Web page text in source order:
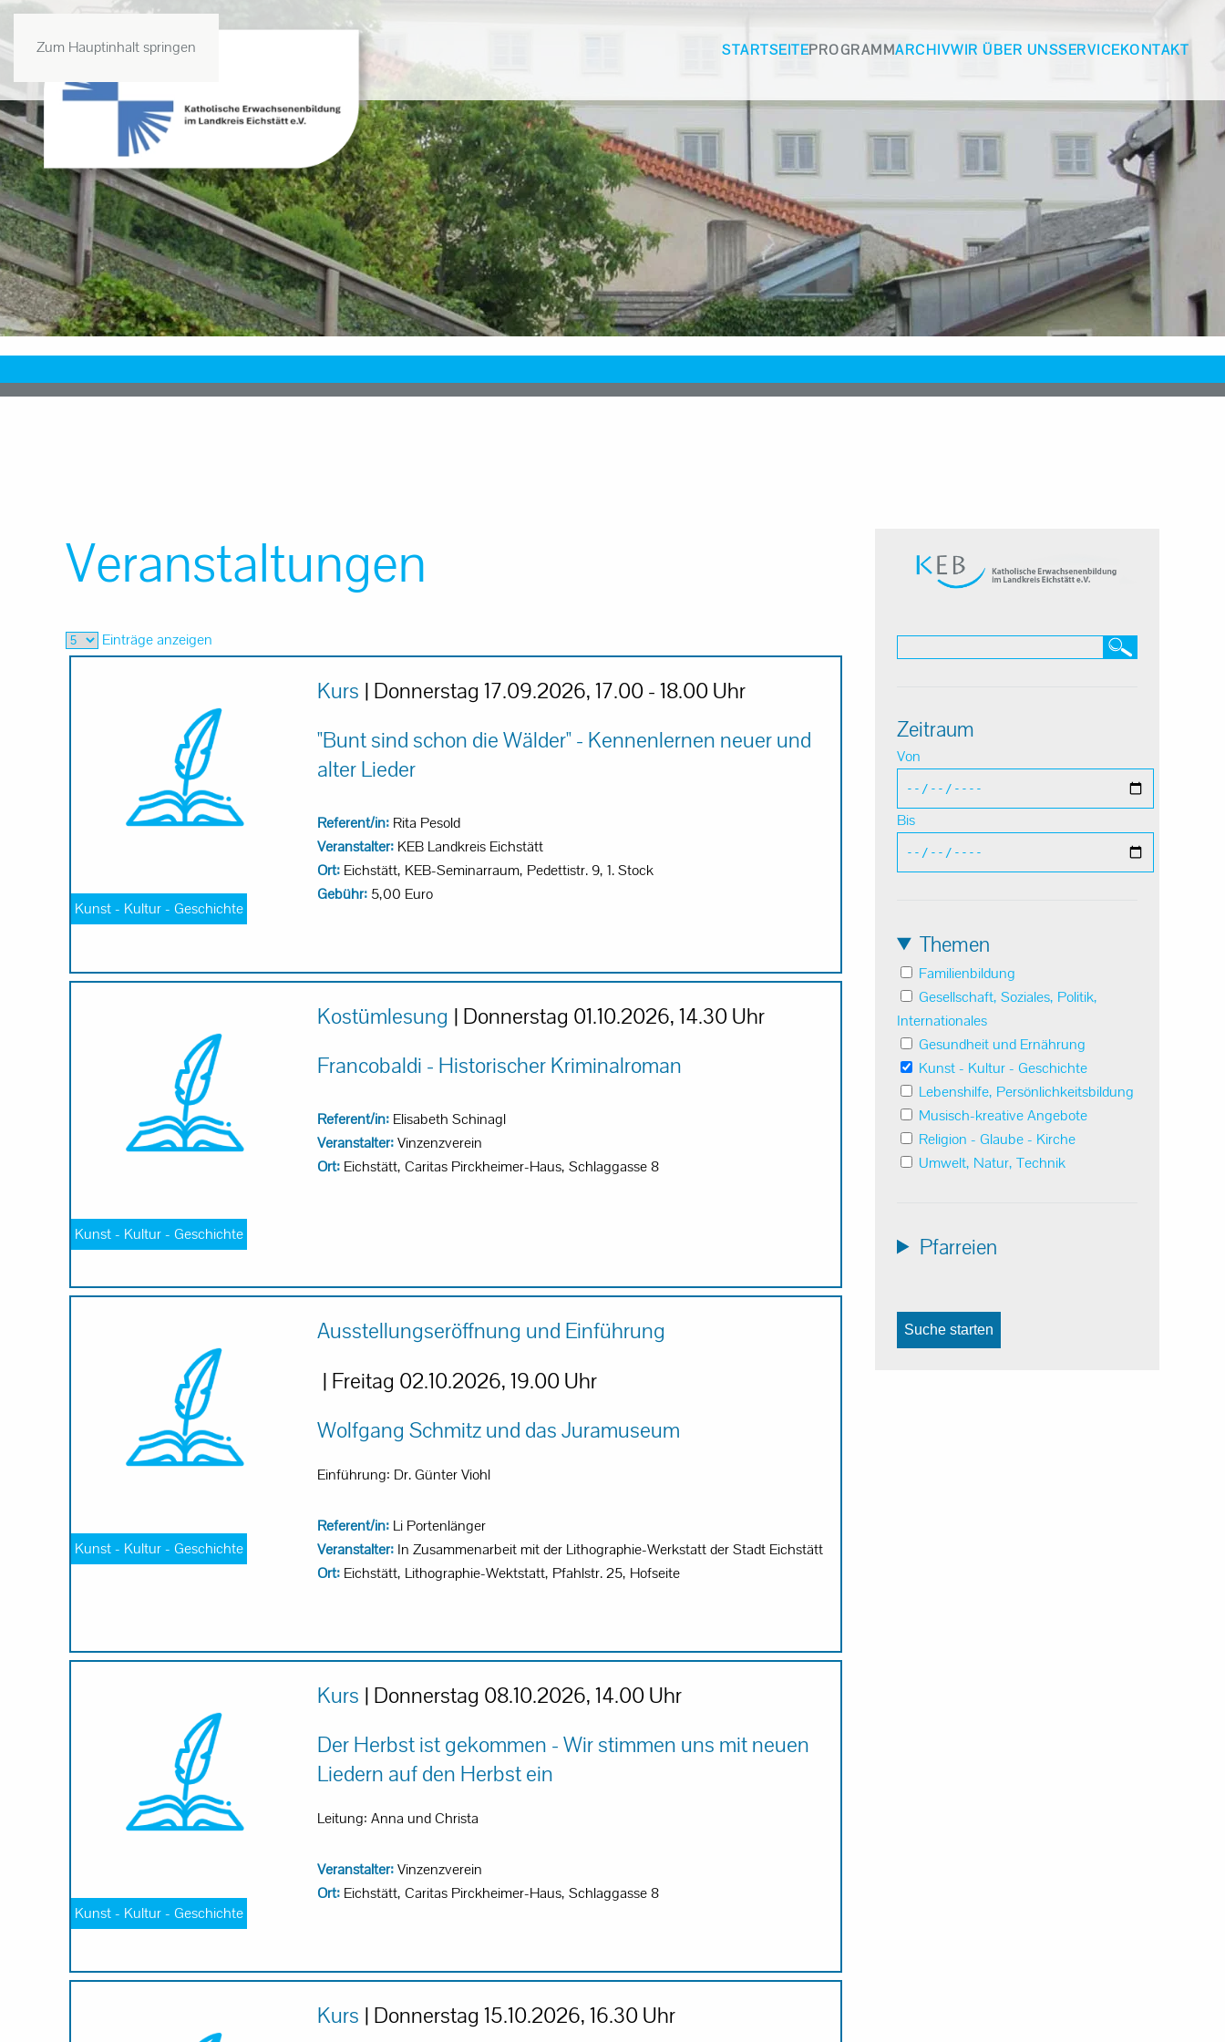
Zum Hauptinhalt springen STARTSEITEPROGRAMMARCHIVWIR ÜBER UNSSERVICEKONTAKT
Zeitraum
Von
Bis
Themen
Familienbildung
Gesellschaft, Soziales, Politik,
Internationales
Gesundheit und Ernährung
Kunst - Kultur - Geschichte
Lebenshilfe, Persönlichkeitsbildung
Musisch-kreative Angebote
Religion - Glaube - Kirche
Umwelt, Natur, Technik
Pfarreien
Suche starten
Veranstaltungen
Einträge anzeigen
Kunst - Kultur - Geschichte
Kurs | Donnerstag 17.09.2026, 17.00 - 18.00 Uhr
"Bunt sind schon die Wälder" - Kennenlernen neuer und
alter Lieder
Referent/in: Rita Pesold
Veranstalter: KEB Landkreis Eichstätt
Ort: Eichstätt, KEB-Seminarraum, Pedettistr. 9, 1. Stock
Gebühr: 5,00 Euro
Kunst - Kultur - Geschichte
Kostümlesung | Donnerstag 01.10.2026, 14.30 Uhr
Francobaldi - Historischer Kriminalroman
Referent/in: Elisabeth Schinagl
Veranstalter:Vinzenzverein
Ort: Eichstätt, Caritas Pirckheimer-Haus, Schlaggasse 8
Kunst - Kultur - Geschichte
Ausstellungseröffnung und Einführung
| Freitag 02.10.2026, 19.00 Uhr
Wolfgang Schmitz und das Juramuseum
Einführung: Dr. Günter Viohl
Referent/in: Li Portenlänger
Veranstalter: In Zusammenarbeit mit der Lithographie-Werkstatt der Stadt Eichstätt
Ort: Eichstätt, Lithographie-Wektstatt, Pfahlstr. 25, Hofseite
Kunst - Kultur - Geschichte
Kurs | Donnerstag 08.10.2026, 14.00 Uhr
Der Herbst ist gekommen - Wir stimmen uns mit neuen
Liedern auf den Herbst ein
Leitung: Anna und Christa
Veranstalter:Vinzenzverein
Ort: Eichstätt, Caritas Pirckheimer-Haus, Schlaggasse 8
Kurs | Donnerstag 15.10.2026, 16.30 Uhr